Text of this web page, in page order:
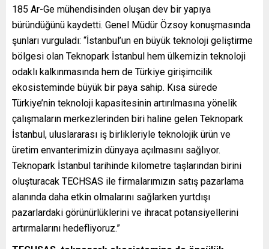
185 Ar-Ge mühendisinden oluşan dev bir yapıya
büründüğünü kaydetti. Genel Müdür Özsoy konuşmasında
şunları vurguladı: “İstanbul’un en büyük teknoloji geliştirme
bölgesi olan Teknopark İstanbul hem ülkemizin teknoloji
odaklı kalkınmasında hem de Türkiye girişimcilik
ekosisteminde büyük bir paya sahip. Kısa sürede
Türkiye’nin teknoloji kapasitesinin artırılmasına yönelik
çalışmaların merkezlerinden biri haline gelen Teknopark
İstanbul, uluslararası iş birlikleriyle teknolojik ürün ve
üretim envanterimizin dünyaya açılmasını sağlıyor.
Teknopark İstanbul tarihinde kilometre taşlarından birini
oluşturacak TECHSAS ile firmalarımızın satış pazarlama
alanında daha etkin olmalarını sağlarken yurtdışı
pazarlardaki görünürlüklerini ve ihracat potansiyellerini
artırmalarını hedefliyoruz.”